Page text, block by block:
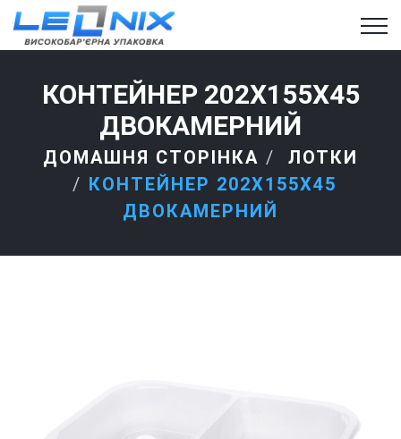
КОНТЕЙНЕР 202X155X45
ДВОКАМЕРНИЙ
ДОМАШНЯ СТОРІНКА
ЛОТКИ
КОНТЕЙНЕР 202X155X45
ДВОКАМЕРНИЙ